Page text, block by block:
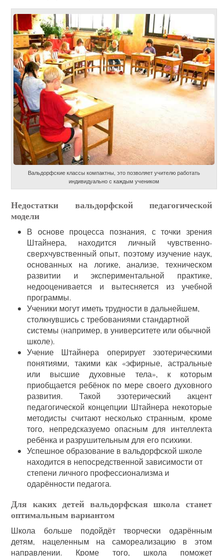
Вальдорфские классы компактны, это позволяет учителю работать
индивидуально с каждым учеником
Недостатки вальдорфской педагогической
модели
В основе процесса познания, с точки зрения
Штайнера, находится личный чувственно-
сверхчувственный опыт, поэтому изучение наук,
основанных на логике, анализе, техническом
развитии и экспериментальной практике,
недооценивается и вытесняется из учебной
программы.
Ученики могут иметь трудности в дальнейшем,
столкнувшись с требованиями стандартной
системы (например, в университете или обычной
школе).
Учение Штайнера оперирует эзотерическими
понятиями, такими как «эфирные, астральные
или высшие духовные тела», к которым
приобщается ребёнок по мере своего духовного
развития. Такой эзотерический акцент
педагогической концепции Штайнера некоторые
методисты считают несколько странным, кроме
того, непредсказуемо опасным для интеллекта
ребёнка и разрушительным для его психики.
Успешное образование в вальдорфской школе
находится в непосредственной зависимости от
степени личного профессионализма и
одарённости педагога.
Для каких детей вальдорфская школа станет
оптимальным вариантом
Школа больше подойдёт творчески одарённым
детям, нацеленным на самореализацию в этом
направлении. Кроме того, школа поможет